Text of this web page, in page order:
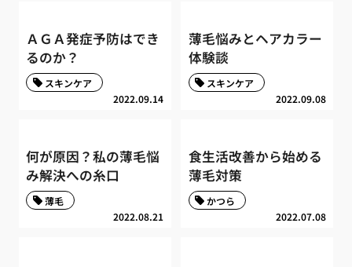
ＡＧＡ発症予防はでき
るのか？
2022.09.14
スキンケア
薄毛悩みとヘアカラー
体験談
2022.09.08
スキンケア
何が原因？私の薄毛悩
み解決への糸口
2022.08.21
薄毛
食生活改善から始める
薄毛対策
2022.07.08
かつら